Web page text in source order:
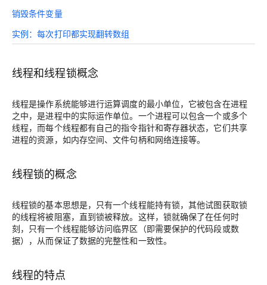
销毁条件变量
实例：每次打印都实现翻转数组
线程和线程锁概念
线程是操作系统能够进行运算调度的最小单位，它被包含在进程
之中，是进程中的实际运作单位。一个进程可以包含一个或多个
线程，而每个线程都有自己的指令指针和寄存器状态，它们共享
进程的资源，如内存空间、文件句柄和网络连接等。
线程锁的概念
线程锁的基本思想是，只有一个线程能持有锁，其他试图获取锁
的线程将被阻塞，直到锁被释放。这样，锁就确保了在任何时
刻，只有一个线程能够访问临界区（即需要保护的代码段或数
据），从而保证了数据的完整性和一致性。
线程的特点